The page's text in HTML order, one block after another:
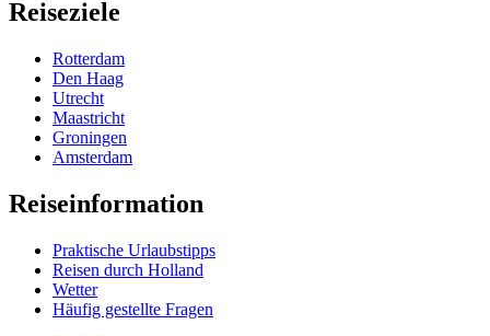
Reiseziele
Rotterdam
Den Haag
Utrecht
Maastricht
Groningen
Amsterdam
Reiseinformation
Praktische Urlaubstipps
Reisen durch Holland
Wetter
Häufig gestellte Fragen